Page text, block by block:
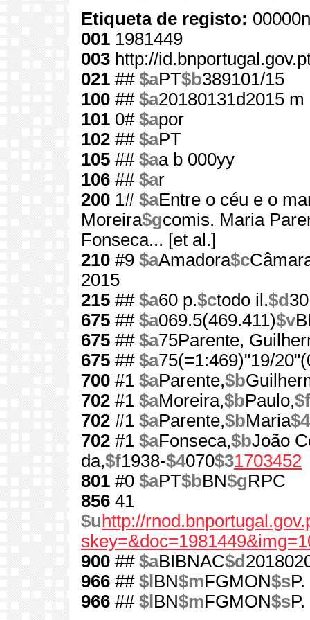
Etiqueta de registo:
001 1981449
003 http://
021 ## $aPT$b389101/15
100 ## $a20180131d2015
101 0# $apor
102 ## $aPT
105 ## $aa b 000yy
106 ## $ar
200 1# $aEntre o céu e o
Moreira$gcomis. Maria
Fonseca... [et al.]
210 #9 $aAmadora$c
2015
215 ## $a60 p.$ctodo il.$d
675 ## $a069.5(469.411)$v
675 ## $a75Parente,
675 ## $a75(=1:469)"19/
700 #1 $aParente,$b
702 #1 $aMoreira,$bPaulo,$f
702 #1 $aParente,$bMaria$4
702 #1 $aFonseca,$bJoão
da,$f1938-$4070$31703452
801 #0 $aPT$bBN$gRPC
856 41
$u http://
900 ## $aBIBNAC$d
966 ## $l BN$mFGMON$s
966 ## $l BN$mFGMON$s